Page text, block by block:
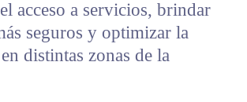
acceso a servicios, brindar
seguros y optimizar la
distintas zonas de la